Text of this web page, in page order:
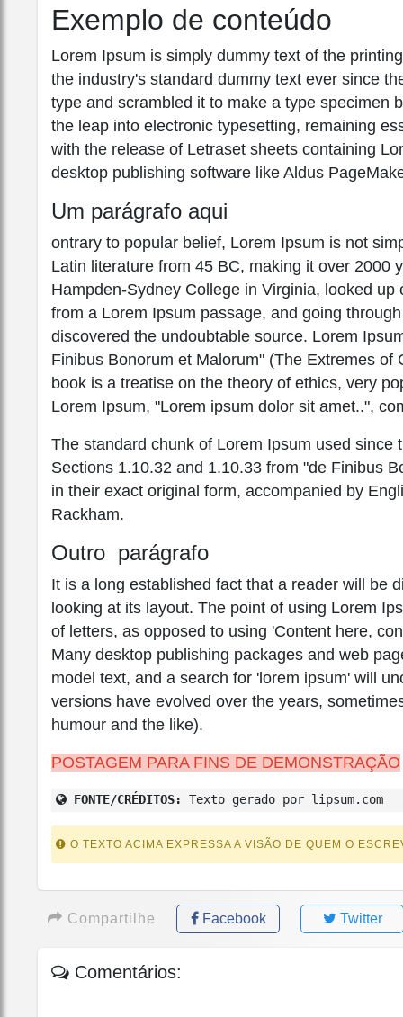
Exemplo de conteúdo
Lorem Ipsum is simply dummy text of the
the industry's standard dummy text ever since
type and scrambled it to make a type specimen
the leap into electronic typesetting, remaining
with the release of Letraset sheets containing
desktop publishing software like Aldus
Um parágrafo aqui
ontrary to popular belief, Lorem Ipsum is not
Latin literature from 45 BC, making it over 2000
Hampden-Sydney College in Virginia, looked
from a Lorem Ipsum passage, and going
discovered the undoubtable source. Lorem
Finibus Bonorum et Malorum" (The Extremes
book is a treatise on the theory of ethics, very
Lorem Ipsum, "Lorem ipsum dolor sit amet..",
The standard chunk of Lorem Ipsum used
Sections 1.10.32 and 1.10.33 from "de Finibus
in their exact original form, accompanied by
Rackham.
Outro parágrafo
It is a long established fact that a reader will be
looking at its layout. The point of using Lorem
of letters, as opposed to using 'Content here,
Many desktop publishing packages and web
model text, and a search for 'lorem ipsum' will
versions have evolved over the years,
humour and the like).
POSTAGEM PARA FINS DE DEMONSTRAÇÃO
FONTE/CRÉDITOS: Texto gerado por lipsum.com
O TEXTO ACIMA EXPRESSA A VISÃO DE QUEM O
Compartilhe Facebook Twitter
Comentários: